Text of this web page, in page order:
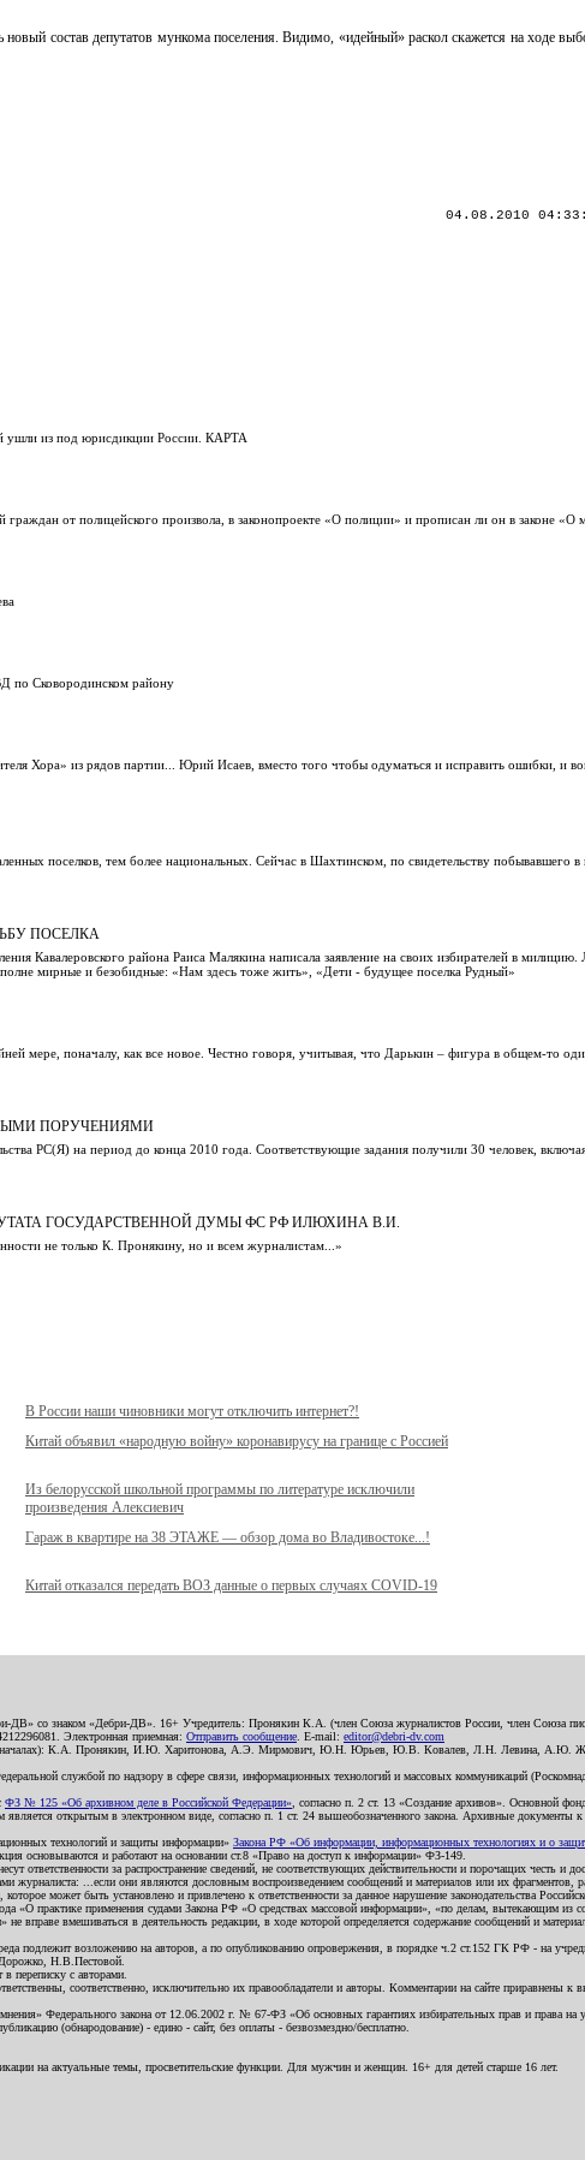
новый состав депутатов мункома поселения. Видимо, «идейный» раскол скажется на ходе
04.08.2010
ушли из под юрисдикции России. КАРТА
от полицейского произвола, в законопроекте «О полиции» и прописан ли он в законе «О
по Сковородинском району
Хора» из рядов партии... Юрий Исаев, вместо того чтобы одуматься и исправить ошибки, и
поселков, тем более национальных. Сейчас в Шахтинском, по свидетельству побывавшего в
ПОСЕЛКА
Кавалеровского района Раиса Малякина написала заявление на своих избирателей в милицию.
мирные и безобидные: «Нам здесь тоже жить», «Дети - будущее поселка Рудный»
мере, поначалу, как все новое. Честно говоря, учитывая, что Дарькин – фигура в общем-то
ПОРУЧЕНИЯМИ
РС(Я) на период до конца 2010 года. Соответствующие задания получили 30 человек,
ГОСУДАРСТВЕННОЙ ДУМЫ ФС РФ ИЛЮХИНА В.И.
не только К. Пронякину, но и всем журналистам...»
В России наши чиновники могут отключить интернет?!
Китай объявил «народную войну» коронавирусу на границе с Россией
Из белорусской школьной программы по литературе исключили
произведения Алексиевич
Гараж в квартире на 38 ЭТАЖЕ — обзор дома во Владивостоке...!
Китай отказался передать ВОЗ данные о первых случаях COVID-19
ДВ» со знаком «Дебри-ДВ». 16+ Учредитель: Пронякин К.А. (член Союза журналистов России, член Союза
Электронная приемная: Отправить сообщение . E-mail: editor@debri-dv.com
началах): К.А. Пронякин, И.Ю. Харитонова, А.Э. Мирмович, Ю.Н. Юрьев, Ю.В. Ковалев, Л.Н. Левина,
службой по надзору в сфере связи, информационных технологий и массовых коммуникаций
ФЗ № 125 «Об архивном деле в Российской Федерации» , согласно п. 2 ст. 13 «Создание архивов». Основной
открытым в электронном виде, согласно п. 1 ст. 24 вышеобозначенного закона. Архивные документы к
технологий и защиты информации» Закона РФ «Об информации, информационных технологиях и о
основываются и работают на основании ст.8 «Право на доступ к информации» ФЗ-149.
за распространение сведений, не соответствующих действительности и порочащих честь и
журналиста: ...если они являются дословным воспроизведением сообщений и материалов или их фрагментов,
может быть установлено и привлечено к ответственности за данное нарушение законодательства
практике применения судами Закона РФ «О средствах массовой информации», «по делам, вытекающим из
вправе вмешиваться в деятельность редакции, в ходе которой определяется содержание сообщений и
подлежит возложению на авторов, а по опубликованию опровержения, в порядке ч.2 ст.152 ГК РФ - на
Н.В.Пестовой.
переписку с авторами.
соответственно, исключительно их правообладатели и авторы. Комментарии на сайте
Федерального закона от 12.06.2002 г. № 67-ФЗ «Об основных гарантиях избирательных прав и права на
(обнародование) - едино - сайт, без оплаты - безвозмездно/бесплатно.
на актуальные темы, просветительские функции. Для мужчин и женщин. 16+ для детей старше 16 лет.